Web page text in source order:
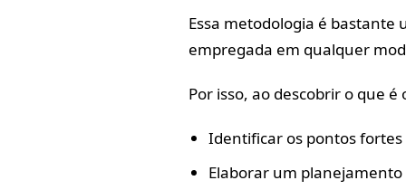
Essa metodologia é
empregada em qualquer
Por isso, ao descobrir o que
Identificar os pontos
Elaborar um